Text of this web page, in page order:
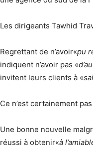
Les dirigeants Tawhid
Regrettant de n’avoir«pu
indiquent n’avoir pas «
invitent leurs clients à «
Ce n’est certainement
Une bonne nouvelle
réussi à obtenir«à